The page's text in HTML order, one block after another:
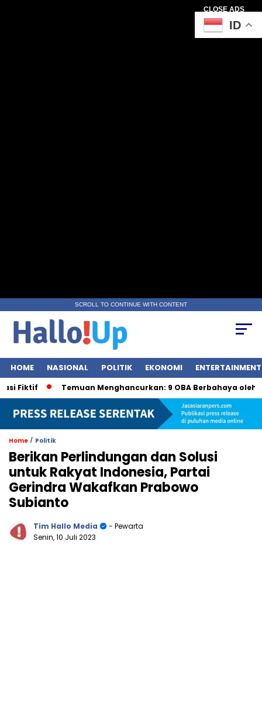
CLOSE ADS
SCROLL TO CONTINUE WITH CONTENT
HOME NASIONAL POLITIK EKONOMI ENTERTAINMENT
Temuan Menghancurkan: 9 OBA Berbahaya oleh BPOM
Home / Politik
Berikan Perlindungan dan Solusi
untuk Rakyat Indonesia, Partai
Gerindra Wakafkan Prabowo
Subianto
Tim Hallo Media
- Pewarta
Senin, 10 Juli 2023
ID